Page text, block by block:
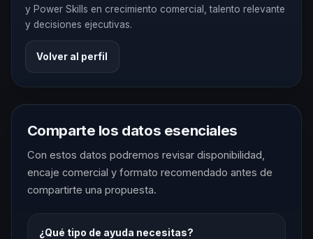
y Power Skills en crecimiento comercial, talento relevante
y decisiones ejecutivas.
Volver al perfil
Comparte los datos esenciales
Con estos datos podremos revisar disponibilidad,
encaje comercial y formato recomendado antes de
compartirte una propuesta.
¿Qué tipo de ayuda necesitas?